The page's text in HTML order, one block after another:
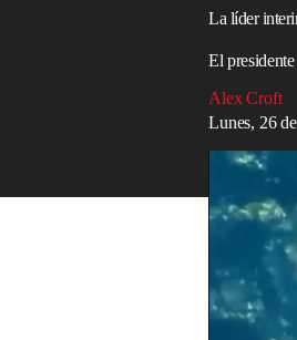
La líder
El
Alex Croft
Lunes, 26
Estados
Read in
país pocas
instrucciones.